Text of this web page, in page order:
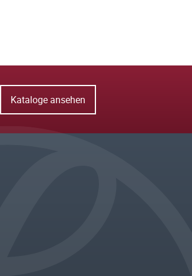
Kataloge ansehen